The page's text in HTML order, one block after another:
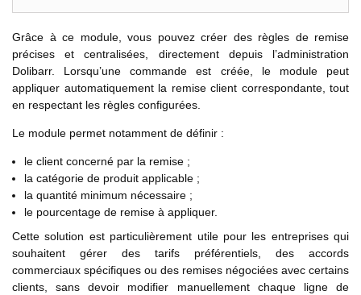
Grâce à ce module, vous pouvez créer des règles de remise
précises et centralisées, directement depuis l’administration
Dolibarr. Lorsqu’une commande est créée, le module peut
appliquer automatiquement la remise client correspondante, tout
en respectant les règles configurées.
Le module permet notamment de définir :
le client concerné par la remise ;
la catégorie de produit applicable ;
la quantité minimum nécessaire ;
le pourcentage de remise à appliquer.
Cette solution est particulièrement utile pour les entreprises qui
souhaitent gérer des tarifs préférentiels, des accords
commerciaux spécifiques ou des remises négociées avec certains
clients, sans devoir modifier manuellement chaque ligne de